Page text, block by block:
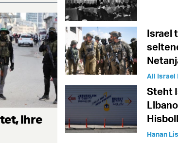
ihre
Israel
All Israel
Steht
Hanan